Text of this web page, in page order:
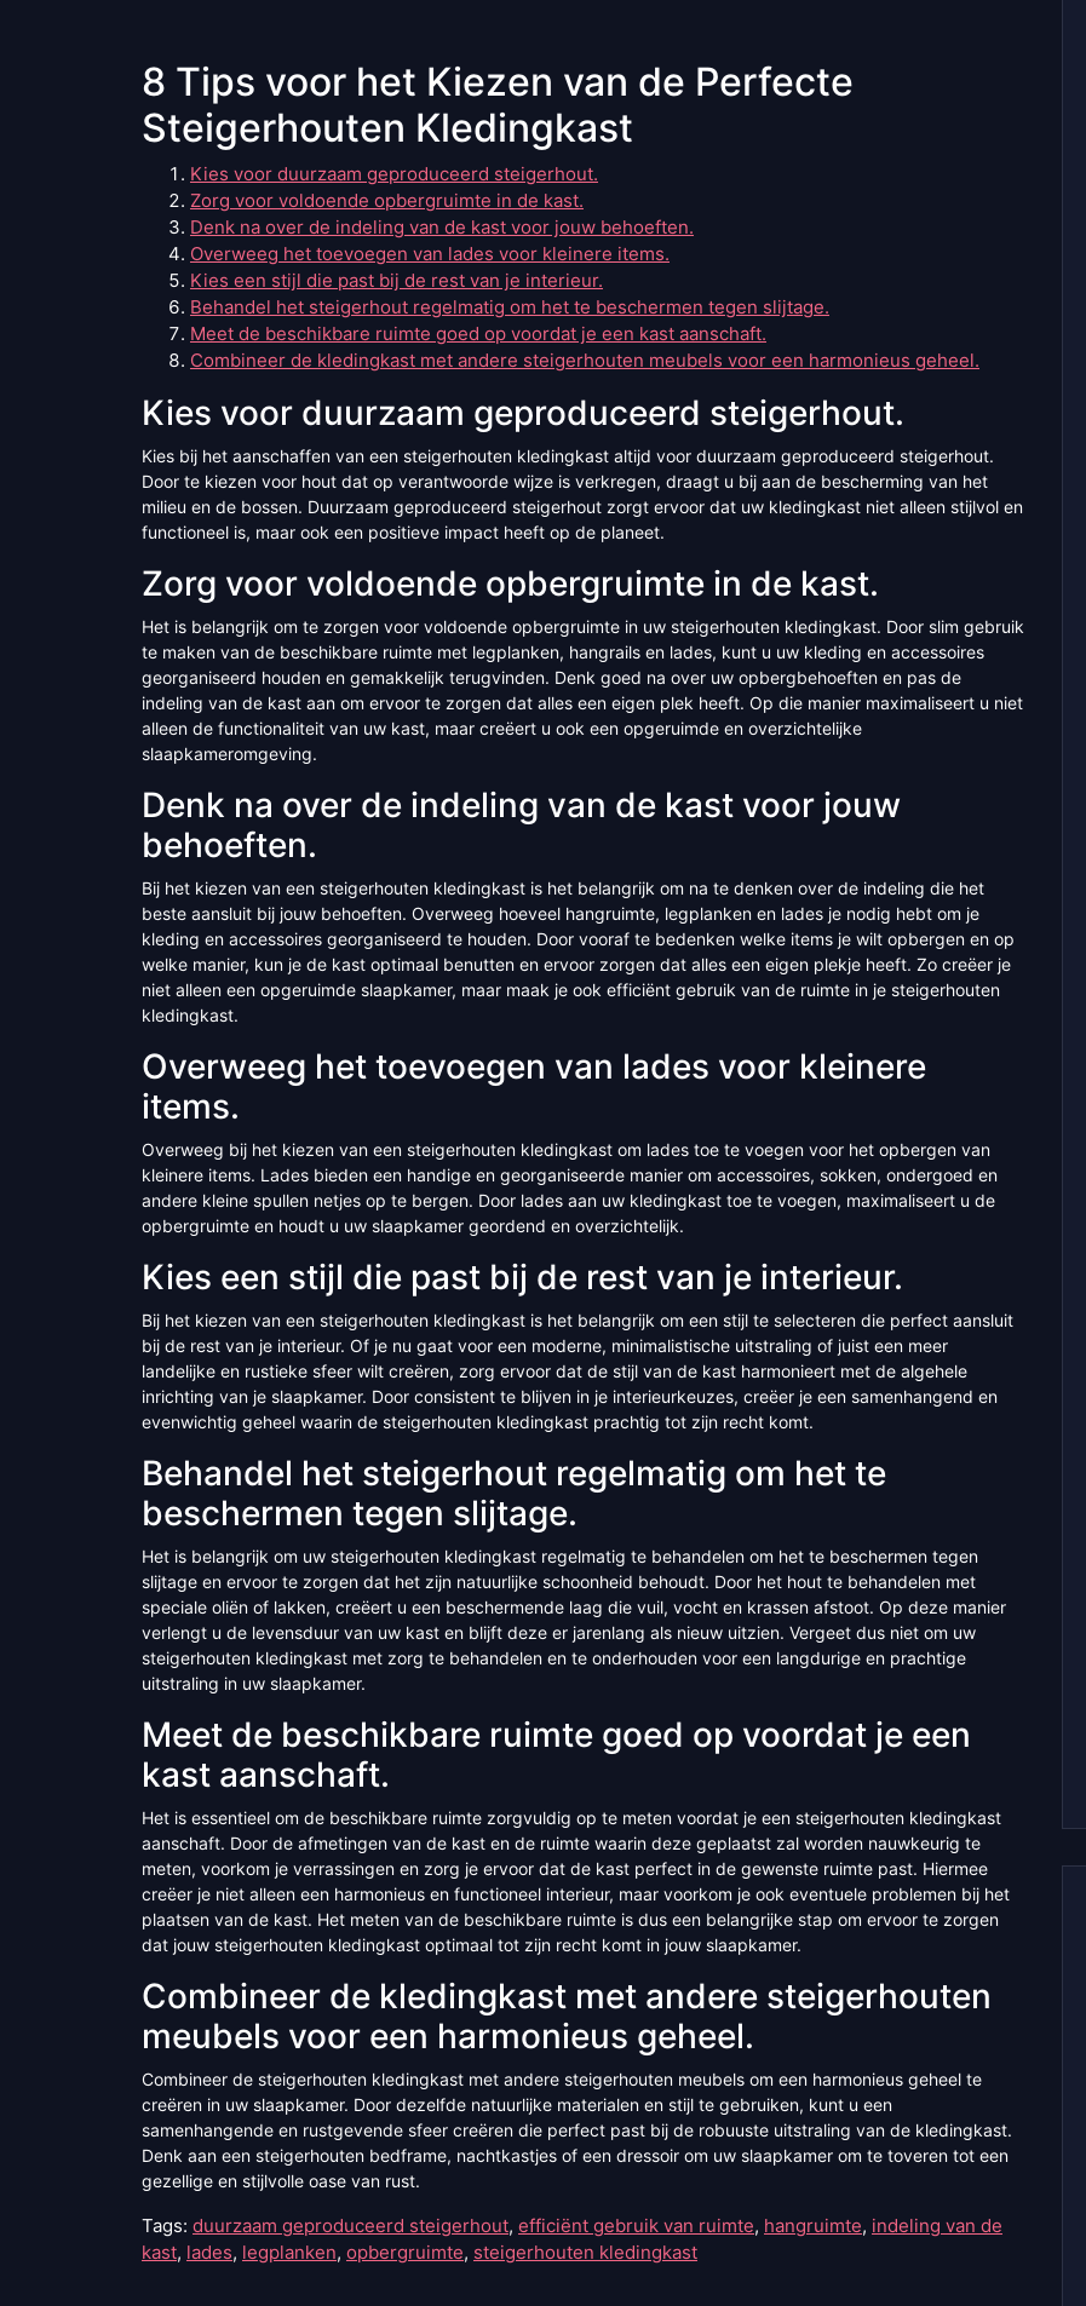
8 Tips voor het Kiezen van de Perfecte
Steigerhouten Kledingkast
Kies voor duurzaam geproduceerd steigerhout.
Zorg voor voldoende opbergruimte in de kast.
Denk na over de indeling van de kast voor jouw behoeften.
Overweeg het toevoegen van lades voor kleinere items.
Kies een stijl die past bij de rest van je interieur.
Behandel het steigerhout regelmatig om het te beschermen tegen slijtage.
Meet de beschikbare ruimte goed op voordat je een kast aanschaft.
Combineer de kledingkast met andere steigerhouten meubels voor een harmonieus geheel.
Kies voor duurzaam geproduceerd steigerhout.
Kies bij het aanschaffen van een steigerhouten kledingkast altijd voor duurzaam geproduceerd steigerhout.
Door te kiezen voor hout dat op verantwoorde wijze is verkregen, draagt u bij aan de bescherming van het
milieu en de bossen. Duurzaam geproduceerd steigerhout zorgt ervoor dat uw kledingkast niet alleen stijlvol en
functioneel is, maar ook een positieve impact heeft op de planeet.
Zorg voor voldoende opbergruimte in de kast.
Het is belangrijk om te zorgen voor voldoende opbergruimte in uw steigerhouten kledingkast. Door slim gebruik
te maken van de beschikbare ruimte met legplanken, hangrails en lades, kunt u uw kleding en accessoires
georganiseerd houden en gemakkelijk terugvinden. Denk goed na over uw opbergbehoeften en pas de
indeling van de kast aan om ervoor te zorgen dat alles een eigen plek heeft. Op die manier maximaliseert u niet
alleen de functionaliteit van uw kast, maar creëert u ook een opgeruimde en overzichtelijke
slaapkameromgeving.
Denk na over de indeling van de kast voor jouw
behoeften.
Bij het kiezen van een steigerhouten kledingkast is het belangrijk om na te denken over de indeling die het
beste aansluit bij jouw behoeften. Overweeg hoeveel hangruimte, legplanken en lades je nodig hebt om je
kleding en accessoires georganiseerd te houden. Door vooraf te bedenken welke items je wilt opbergen en op
welke manier, kun je de kast optimaal benutten en ervoor zorgen dat alles een eigen plekje heeft. Zo creëer je
niet alleen een opgeruimde slaapkamer, maar maak je ook efficiënt gebruik van de ruimte in je steigerhouten
kledingkast.
Overweeg het toevoegen van lades voor kleinere
items.
Overweeg bij het kiezen van een steigerhouten kledingkast om lades toe te voegen voor het opbergen van
kleinere items. Lades bieden een handige en georganiseerde manier om accessoires, sokken, ondergoed en
andere kleine spullen netjes op te bergen. Door lades aan uw kledingkast toe te voegen, maximaliseert u de
opbergruimte en houdt u uw slaapkamer geordend en overzichtelijk.
Kies een stijl die past bij de rest van je interieur.
Bij het kiezen van een steigerhouten kledingkast is het belangrijk om een stijl te selecteren die perfect aansluit
bij de rest van je interieur. Of je nu gaat voor een moderne, minimalistische uitstraling of juist een meer
landelijke en rustieke sfeer wilt creëren, zorg ervoor dat de stijl van de kast harmonieert met de algehele
inrichting van je slaapkamer. Door consistent te blijven in je interieurkeuzes, creëer je een samenhangend en
evenwichtig geheel waarin de steigerhouten kledingkast prachtig tot zijn recht komt.
Behandel het steigerhout regelmatig om het te
beschermen tegen slijtage.
Het is belangrijk om uw steigerhouten kledingkast regelmatig te behandelen om het te beschermen tegen
slijtage en ervoor te zorgen dat het zijn natuurlijke schoonheid behoudt. Door het hout te behandelen met
speciale oliën of lakken, creëert u een beschermende laag die vuil, vocht en krassen afstoot. Op deze manier
verlengt u de levensduur van uw kast en blijft deze er jarenlang als nieuw uitzien. Vergeet dus niet om uw
steigerhouten kledingkast met zorg te behandelen en te onderhouden voor een langdurige en prachtige
uitstraling in uw slaapkamer.
Meet de beschikbare ruimte goed op voordat je een
kast aanschaft.
Het is essentieel om de beschikbare ruimte zorgvuldig op te meten voordat je een steigerhouten kledingkast
aanschaft. Door de afmetingen van de kast en de ruimte waarin deze geplaatst zal worden nauwkeurig te
meten, voorkom je verrassingen en zorg je ervoor dat de kast perfect in de gewenste ruimte past. Hiermee
creëer je niet alleen een harmonieus en functioneel interieur, maar voorkom je ook eventuele problemen bij het
plaatsen van de kast. Het meten van de beschikbare ruimte is dus een belangrijke stap om ervoor te zorgen
dat jouw steigerhouten kledingkast optimaal tot zijn recht komt in jouw slaapkamer.
Combineer de kledingkast met andere steigerhouten
meubels voor een harmonieus geheel.
Combineer de steigerhouten kledingkast met andere steigerhouten meubels om een harmonieus geheel te
creëren in uw slaapkamer. Door dezelfde natuurlijke materialen en stijl te gebruiken, kunt u een
samenhangende en rustgevende sfeer creëren die perfect past bij de robuuste uitstraling van de kledingkast.
Denk aan een steigerhouten bedframe, nachtkastjes of een dressoir om uw slaapkamer om te toveren tot een
gezellige en stijlvolle oase van rust.
Tags: duurzaam geproduceerd steigerhout, efficiënt gebruik van ruimte, hangruimte, indeling van de
kast, lades, legplanken, opbergruimte, steigerhouten kledingkast